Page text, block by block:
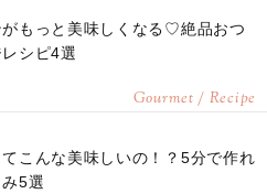
もっと美味しくなる♡絶品おつ
シピ4選
Gourmet / Recipe
こんな美味しいの！？5分で作れ
5選